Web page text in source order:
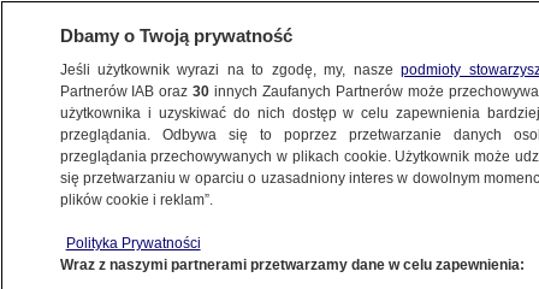
WARSZAWA
PIASECZNO
kąpieli w lokalnych zbiornikach
Dbamy o Twoją prywatność
Jeśli użytkownik wyrazi na to zgodę, my, naszepodmioty
Partnerów IAB oraz30 innych Zaufanych Partnerów może
użytkownika i uzyskiwać do nich dostęp w celu zapewnienia
przeglądania. Odbywa się to poprzez przetwarzanie danych
przeglądania przechowywanych w plikach cookie. Użytkownik może
się przetwarzaniu w oparciu o uzasadniony interes w dowolnym
plików cookie i reklam”.
Polityka Prywatności
Wraz z naszymi partnerami przetwarzamy dane w celu zapewnienia: